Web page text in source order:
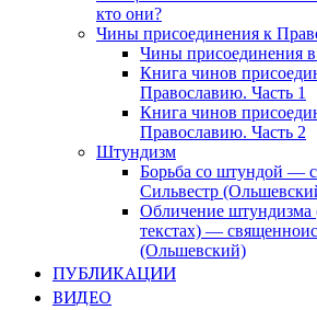
кто они?
Чины присоединения к
Чины присоединения
Книга чинов
Православию. Часть 1
Книга чинов
Православию. Часть 2
Штундизм
Борьба со штундой —
Сильвестр
Обличение штундизма
текстах) —
(Ольшевский)
ПУБЛИКАЦИИ
ВИДЕО